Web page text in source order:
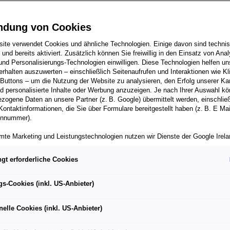
modernste Konnektivität
neuen SEAT Modellen
„CUPRA World“
digitalen Cockpits
in Europa den interaktiven Sprachassistenten
integrieren. Dies gab das spanische Unternehmen im
Ausstellung (IAA) in Frankfurt am Main bekannt. Bis
Modellen SEAT Leon und SEAT Ateca verfügbar sein
SEAT Arona und dem neuen großen SUV.
von Cookies
verwendet Cookies und ähnliche Technologien. Einige davon sind
und bereits aktiviert. Zusätzlich können Sie freiwillig in den Einsatz von
Personalisierungs-Technologien einwilligen. Diese Technologien helfen
auszuwerten – einschließlich Seitenaufrufen und Interaktionen wie
– um die Nutzung der Website zu analysieren, den Erfolg unserer
personalisierte Inhalte oder Werbung anzuzeigen. Je nach Ihrer Auswahl
Daten an unsere Partner (z. B. Google) übermittelt werden,
die Sie über Formulare bereitgestellt haben (z. B. E
Marketing und Leistungstechnologien nutzen wir Dienste der Google
Datenschutzniveau; staatliche Zugriffe und eingeschränkte
können nicht ausgeschlossen werden. Die Übermittlung
einen personalisierten Link auf unsere Website gelangen und Marketing
von dem Ihnen zugeordneten Händler bzw. im Falle eines Porsche
erforderliche Cookies
Cookies (inkl. US-Anbieter)
Cookies (inkl. US-Anbieter)